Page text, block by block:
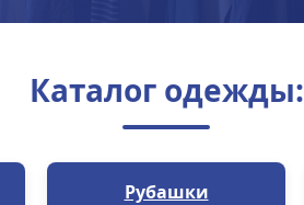
Каталог одежды:
Рубашки